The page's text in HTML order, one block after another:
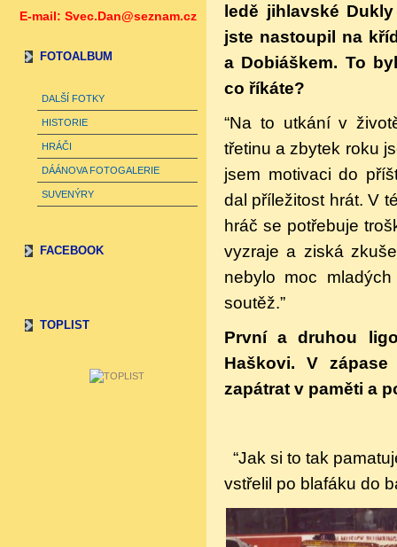
E-mail: Svec.Dan@seznam.cz
FOTOALBUM
DALŠÍ FOTKY
HISTORIE
HRÁČI
DÁÁNOVA FOTOGALERIE
SUVENÝRY
FACEBOOK
TOPLIST
ledě jihlavské
jste nastoupil na
a Dobiáškem. To
co říkáte?
“Na to utkání v
třetinu a zbytek roku
jsem motivaci do
dal příležitost hrát. V
hráč se potřebuje
vyzraje a ziská
nebylo moc
soutěž.”
První a druhou
Haškovi. V
zapátrat v paměti a
“Jak si to tak
vstřelil po blafáku do